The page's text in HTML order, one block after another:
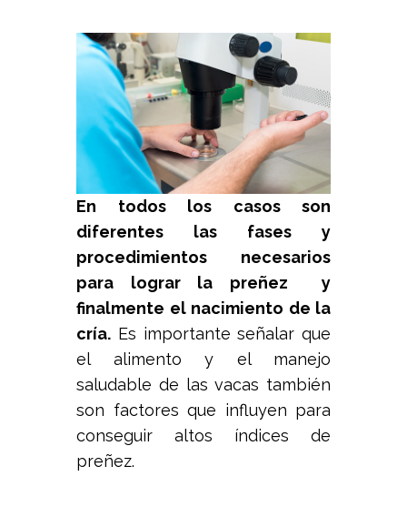
En todos los casos son
diferentes las fases y
procedimientos necesarios
para lograr la preñez y
finalmente el nacimiento de la
cría. Es importante señalar que
el alimento y el manejo
saludable de las vacas también
son factores que influyen para
conseguir altos índices de
preñez.